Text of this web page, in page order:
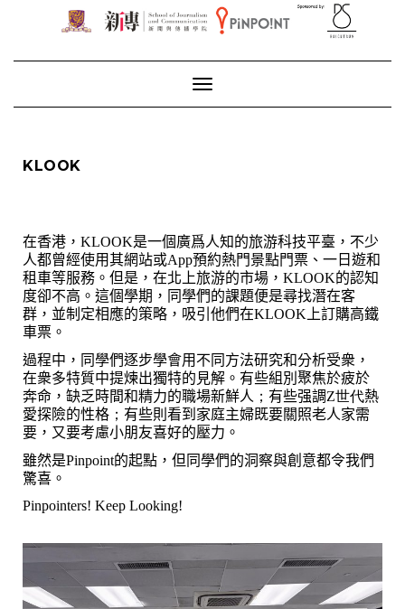
Toggle Navigation
KLOOK
在香港，KLOOK是一個廣爲人知的旅游科技平臺，不少
人都曾經使用其網站或App預約熱門景點門票、一日遊和
租車等服務。 但是，在北上旅游的市場，KLOOK的認知
度卻不高。這個學期， 同學們的課題便是尋找潛在客
群，並制定相應的策略，吸引他們在KLOOK上訂購高鐵
車票。
過程中，同學們逐步學會用不同方法研究和分析受衆，
在衆多特質中提煉出獨特的見解。有些組別聚焦於疲於
奔命 ，缺乏時間和精力的職場新鮮人 ； 有些强調Z世代熱
愛探險的性格 ； 有些則看到家庭主婦既要關照老人家需
要，又要考慮小朋友喜好的壓力。
雖然是Pinpoint的起點，但同學們的洞察與創意都令我們
驚喜。
Pinpointers! Keep Looking!